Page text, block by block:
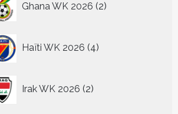
Ghana WK 2026 2
producten
Haïti WK 2026 4
producten
Irak WK 2026 2
producten